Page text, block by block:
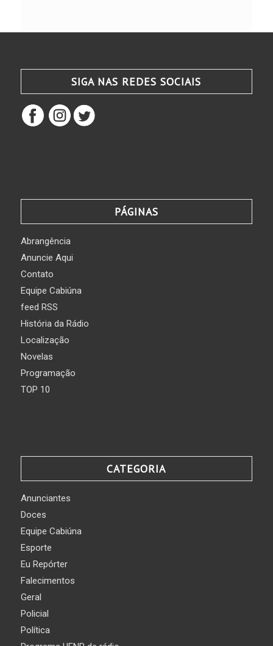
SIGA NAS REDES SOCIAIS
PÁGINAS
Abrangência
Anuncie Aqui
Contato
Equipe Cabiúna
feed RSS
História da Rádio
Localização
Novelas
Programação
TOP 10
CATEGORIA
Anunciantes
Doces
Equipe Cabiúna
Esporte
Eu Repórter
Falecimentos
Geral
Policial
Política